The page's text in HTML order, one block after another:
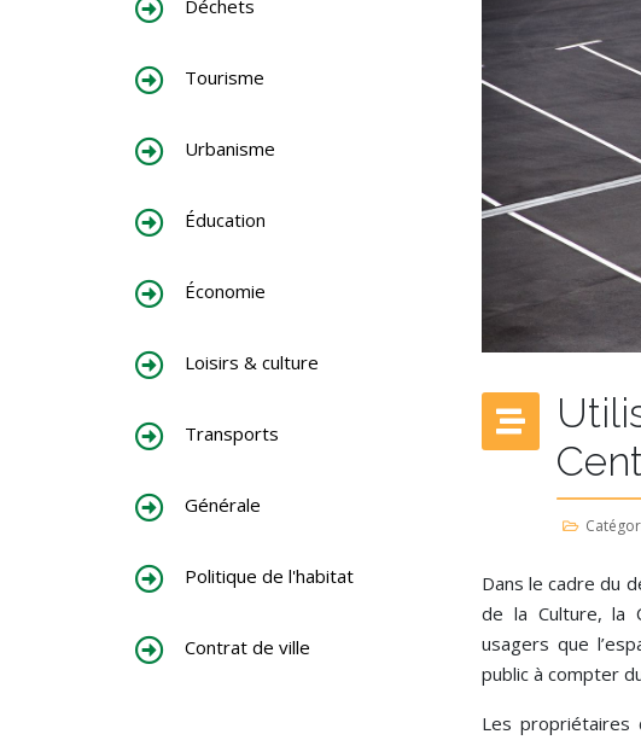
Déchets
Tourisme
Urbanisme
Éducation
Économie
Loisirs & culture
Transports
Générale
Politique de l'habitat
Contrat de ville
Dans le cadre du
de la Culture, la
usagers que
public à compter
Les propriétaires